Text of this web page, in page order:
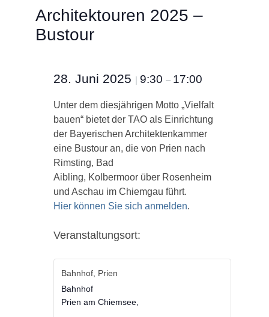
Architektouren 2025 –
Bustour
28. Juni 2025 | 9:30 – 17:00
Unter dem diesjährigen Motto „Vielfalt
bauen“ bietet der TAO als Einrichtung
der Bayerischen Architektenkammer
eine Bustour an, die von Prien nach
Rimsting, Bad
Aibling, Kolbermoor über Rosenheim
und Aschau im Chiemgau führt.
Hier können Sie sich anmelden.
Veranstaltungsort:
Bahnhof, Prien
Bahnhof
Prien am Chiemsee,